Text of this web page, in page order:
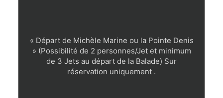
« Départ de Michèle Marine ou la Pointe Denis
» (Possibilité de 2 personnes/Jet et minimum
de 3 Jets au départ de la Balade) Sur
réservation uniquement .